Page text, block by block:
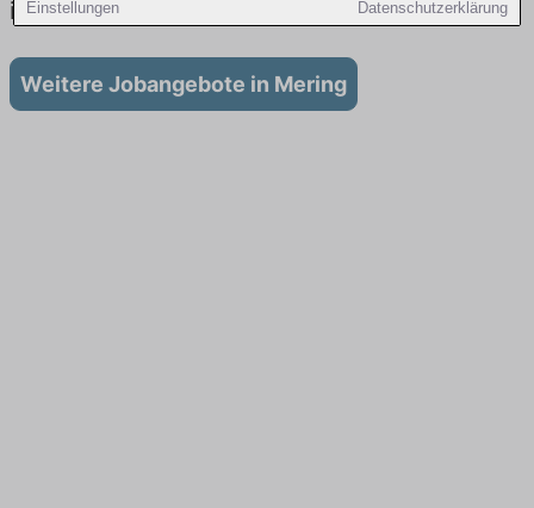
Einstellungen Datenschutzerklärung
in Mering
Weitere Jobangebote in Mering